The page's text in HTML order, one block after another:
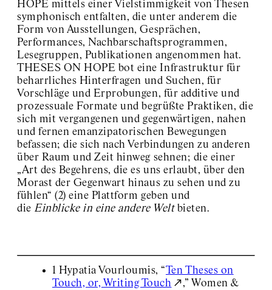
HOPE mittels einer Vielstimmigkeit von Thesen
symphonisch entfalten, die unter anderem die
Form von Ausstellungen, Gesprächen,
Performances, Nachbarschaftsprogrammen,
Lesegruppen, Publikationenangenommen hat.
THESES ON HOPE bot eine Infrastruktur für
beharrliches Hinterfragen und Suchen, für
Vorschläge und Erprobungen, für additive und
prozessuale Formate undbegrüßtePraktiken, die
sich mit vergangenen und gegenwärtigen, nahen
und fernen emanzipatorischen Bewegungen
befassen; die sich nach Verbindungen zu anderen
über Raum und Zeit hinweg sehnen; die einer
„Art des Begehrens, die es uns erlaubt, über den
Morast der Gegenwart hinaus zu sehen und zu
fühlen“ (2) eine Plattform geben und
dieEinblicke in eine andere Weltbieten.
1 Hypatia Vourloumis, “Ten Theses on
Touch, or, Writing Touch
,” Women &